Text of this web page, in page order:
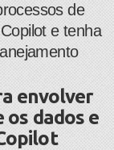
de
e tenha
envolver
os dados e